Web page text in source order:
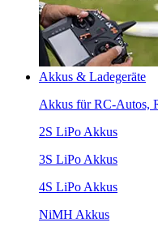
Akkus & Ladegeräte
Akkus für RC-Autos,
2S LiPo Akkus
3S LiPo Akkus
4S LiPo Akkus
NiMH Akkus